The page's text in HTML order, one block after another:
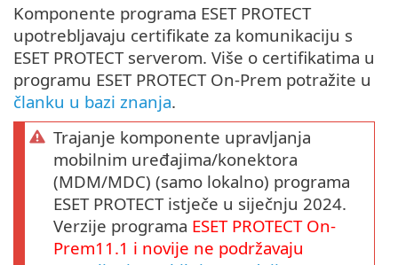
Komponente programa ESET PROTECT
upotrebljavaju certifikate za komunikaciju s
ESET PROTECT serverom. Više o certifikatima u
programu ESET PROTECT On-Prem potražite u
članku u bazi znanja.
Trajanje komponente upravljanja
mobilnim uređajima/konektora
(MDM/MDC) (samo lokalno) programa
ESET PROTECT istječe u siječnju 2024.
Verzije programa ESET PROTECT On-
Prem11.1 i novije ne podržavaju